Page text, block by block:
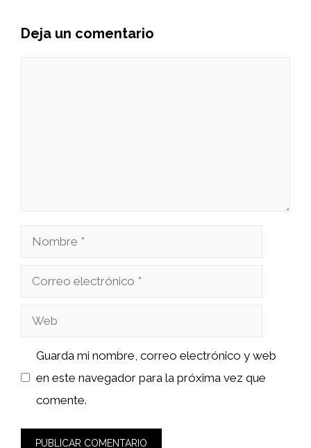
Deja un comentario
Nombre
Correo
Web
Guarda mi nombre, correo electrónico y web
en este navegador para la próxima vez que
comente.